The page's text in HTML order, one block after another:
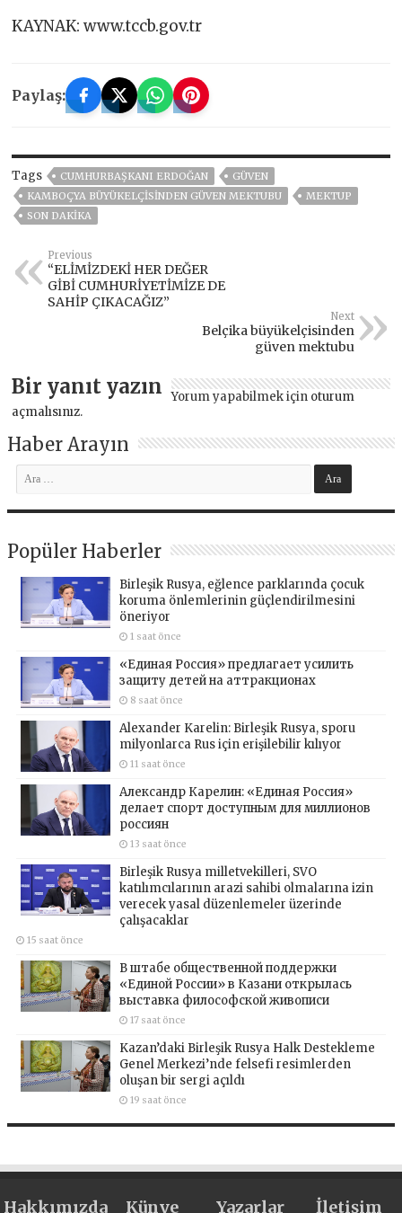
KAYNAK: www.tccb.gov.tr
Paylaş:
Tags CUMHURBAŞKANI ERDOĞAN
GÜVEN
KAMBOÇYA BÜYÜKELÇISINDEN GÜVEN MEKTUBU
MEKTUP
SON DAKIKA
Previous
“ELİMİZDEKİ HER DEĞER
GİBİ CUMHURİYETİMİZE DE
SAHİP ÇIKACAĞIZ”
Next
Belçika büyükelçisinden
güven mektubu
Bir yanıt yazın Yorum yapabilmek için oturum
açmalısınız.
Haber Arayın
Popüler Haberler
Birleşik Rusya, eğlence parklarında çocuk
koruma önlemlerinin güçlendirilmesini
öneriyor
1 saat önce
«Единая Россия» предлагает усилить
защиту детей на аттракционах
8 saat önce
Alexander Karelin: Birleşik Rusya, sporu
milyonlarca Rus için erişilebilir kılıyor
11 saat önce
Александр Карелин: «Единая Россия»
делает спорт доступным для миллионов
россиян
13 saat önce
Birleşik Rusya milletvekilleri, SVO
katılımcılarının arazi sahibi olmalarına izin
verecek yasal düzenlemeler üzerinde
çalışacaklar
15 saat önce
В штабе общественной поддержки
«Единой России» в Казани открылась
выставка философской живописи
17 saat önce
Kazan’daki Birleşik Rusya Halk Destekleme
Genel Merkezi’nde felsefi resimlerden
oluşan bir sergi açıldı
19 saat önce
Hakkımızda Künye Yazarlar İletişim